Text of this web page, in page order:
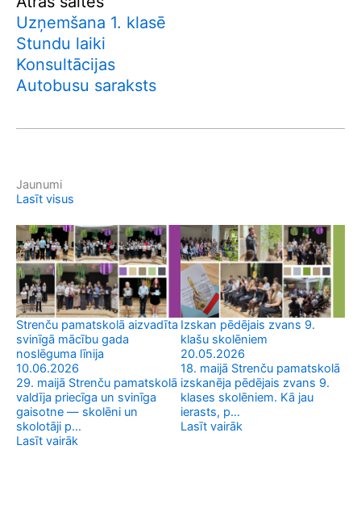
Uzņemšana 1. klasē
Stundu laiki
Konsultācijas
Autobusu saraksts
Jaunumi
Lasīt visus
Strenču pamatskolā aizvadīta
svinīgā mācību gada
noslēguma līnija
10.06.2026
29. maijā Strenču pamatskolā
valdīja priecīga un svinīga
gaisotne — skolēni un
skolotāji p…
Lasīt vairāk
Izskan pēdējais zvans 9.
klašu skolēniem
20.05.2026
18. maijā Strenču pamatskolā
izskanēja pēdējais zvans 9.
klases skolēniem. Kā jau
ierasts, p…
Lasīt vairāk